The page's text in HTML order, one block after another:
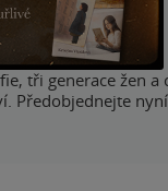
tři generace žen a
Předobjednejte